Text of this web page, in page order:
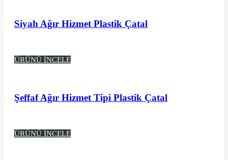
Siyah Ağır Hizmet Plastik Çatal
ÜRÜNÜ İNCELE
Şeffaf Ağır Hizmet Tipi Plastik Çatal
ÜRÜNÜ İNCELE